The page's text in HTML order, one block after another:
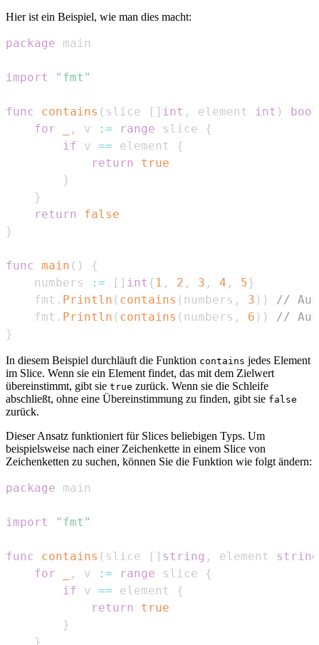
Hier ist ein Beispiel, wie man dies macht:
package
import "fmt"
func contains ( slice [ ] int , element int )
bool
for
, v := range slice
{
if v == element
{
return
true
}
}
return
false
}
func main ( )
{
    numbers
:= [ ] int { 1 , 2 , 3 , 4 , 5}
    fmt
. Println ( contains ( numbers , 3 ) )
//
    fmt
. Println ( contains ( numbers , 6 ) )
//
}
In diesem Beispiel durchläuft die Funktion contains jedes Element
im Slice. Wenn sie ein Element findet, das mit dem Zielwert
übereinstimmt, gibt sie true zurück. Wenn sie die Schleife
abschließt, ohne eine Übereinstimmung zu finden, gibt sie false
zurück.
Dieser Ansatz funktioniert für Slices beliebigen Typs. Um
beispielsweise nach einer Zeichenkette in einem Slice von
Zeichenketten zu suchen, können Sie die Funktion wie folgt ändern:
package
import "fmt"
func contains ( slice [ ] string , element string
for
, v := range slice
{
if v == element
{
return
true
}
}